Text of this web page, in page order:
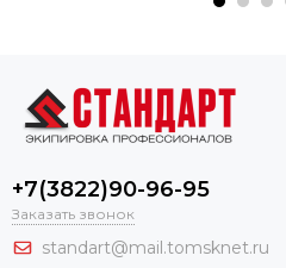
+7(3822)90-96-95
Заказать звонок
standart@mail.tomsknet.ru